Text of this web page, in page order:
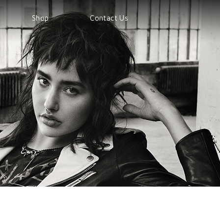
Shop
Shop
Products
Contact Us